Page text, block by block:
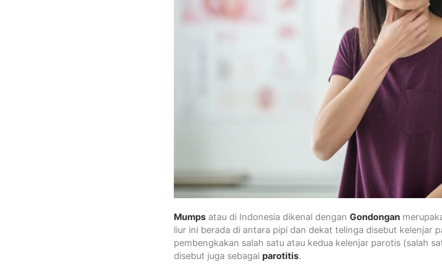
Mumps atau di Indonesia dikenal dengan Gondongan
liur ini berada di antara pipi dan dekat telinga disebut kelenjar
pembengkakan salah satu atau kedua kelenjar parotis (salah
disebut juga sebagai parotitis.